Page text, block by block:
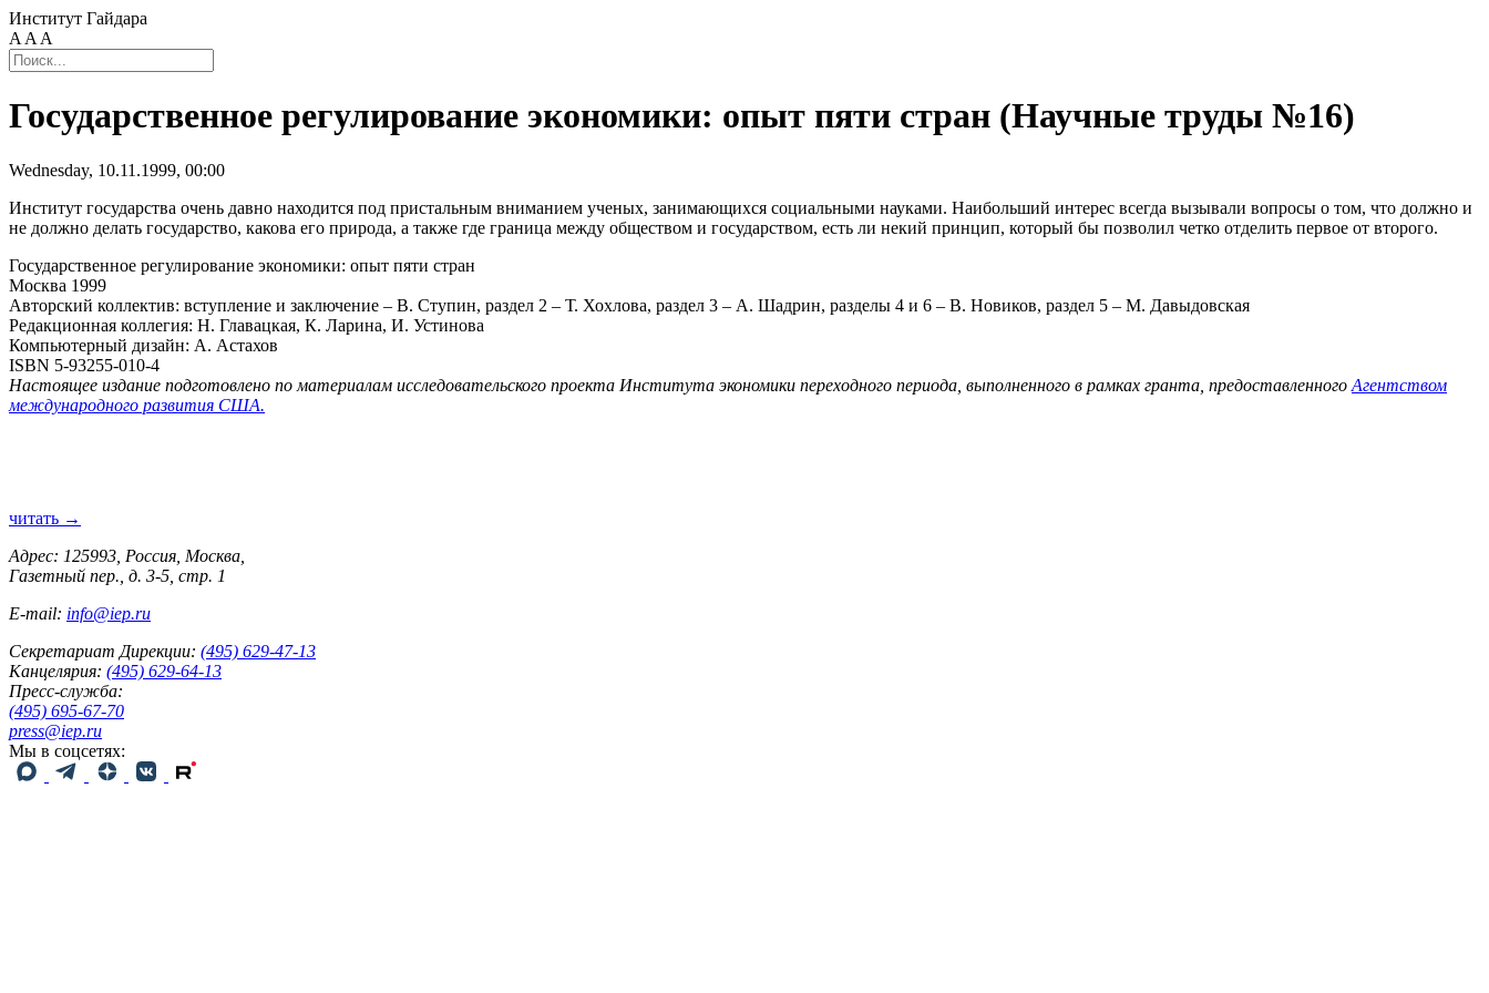
Институт Гайдара
A A A
Государственное регулирование экономики: опыт пяти стран (Научные труды №16)
Wednesday, 10.11.1999, 00:00
Институт государства очень давно находится под пристальным вниманием ученых, занимающихся социальными науками. Наибольший интерес всегда вызывали вопросы о том, что должно и
не должно делать государство, какова его природа, а также где граница между обществом и государством, есть ли некий принцип, который бы позволил четко отделить первое от второго.
Государственное регулирование экономики: опыт пяти стран
Москва 1999
Авторский коллектив: вступление и заключение – В. Ступин, раздел 2 – Т. Хохлова, раздел 3 – А. Шадрин, разделы 4 и 6 – В. Новиков, раздел 5 – М. Давыдовская
Редакционная коллегия: Н. Главацкая, К. Ларина, И. Устинова
Компьютерный дизайн: А. Астахов
ISBN 5-93255-010-4
Настоящее издание подготовлено по материалам исследовательского проекта Института экономики переходного периода, выполненного в рамках гранта, предоставленного Агентством
международного развития США.
читать →
Адрес: 125993, Россия, Москва,
Газетный пер., д. 3-5, стр. 1
E-mail: info@iep.ru
Секретариат Дирекции: (495) 629-47-13
Канцелярия: (495) 629-64-13
Пресс-служба:
(495) 695-67-70
press@iep.ru
Мы в соцсетях: